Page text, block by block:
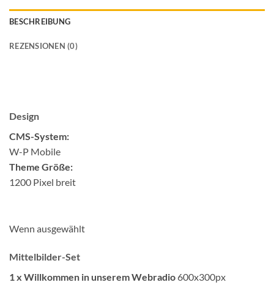
BESCHREIBUNG
REZENSIONEN (0)
Design
CMS-System:
W-P Mobile
Theme Größe:
1200 Pixel breit
Wenn ausgewählt
Mittelbilder-Set
1 x Willkommen in unserem Webradio 600x300px